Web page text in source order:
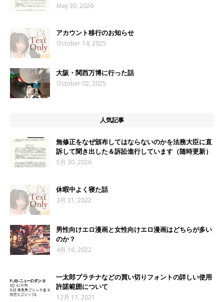
May 30, 2026
アカウント移行のお知らせ
October 14, 2025
大阪・関西万博に行った話
October 02, 2025
人気記事
無修正をなぜ頒布してはならないのかを法務大臣に直
訴して聞き出した＆訴訟進行しています（随時更新）
5月 30, 2026
休暇中よく寝た話
3月 21, 2022
男性向けエロ漫画と女性向けエロ漫画はどちらが多い
のか？
4月 16, 2022
一太郎プラチナなどの買い切りフォントの詳しい使用
許諾範囲について
12月 17, 2021